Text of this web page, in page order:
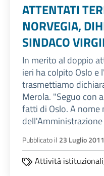
ATTENTATI
NORVEGIA,
SINDACO
In merito al doppio
ieri ha colpito Oslo e
trasmettiamo
Merola. "Seguo con
fatti di Oslo. A nome
Pubblicato il 23 Luglio 2011
Attività